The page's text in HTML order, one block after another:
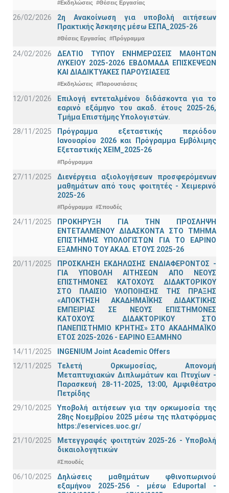
#Εκδηλώσεις #Θέσεις Εργασίας
26/02/2026
2η Ανακοίνωση για υποβολή αιτήσεων
Πρακτικής Άσκησης μέσω ΕΣΠΑ_2025-26
#Θέσεις Εργασίας #Πρόγραμμα
24/02/2026
ΔΕΛΤΙΟ ΤΥΠΟΥ ΕΝΗΜΕΡΩΣΕΙΣ ΜΑΘΗΤΩΝ
ΛΥΚΕΙΟΥ 2025-2026 ΕΒΔΟΜΑΔΑ ΕΠΙΣΚΕΨΕΩΝ
ΚΑΙ ΔΙΑΔΙΚΤΥΑΚΕΣ ΠΑΡΟΥΣΙΑΣΕΙΣ
#Εκδηλώσεις #Παρουσιάσεις
12/01/2026
Επιλογή εντεταλμένου διδάσκοντα για το
εαρινό εξάμηνο του ακαδ. έτους 2025-26,
Τμήμα Επιστήμης Υπολογιστών.
28/11/2025
Πρόγραμμα εξεταστικής περιόδου
Ιανουαρίου 2026 και Πρόγραμμα Εμβόλιμης
Εξεταστικής ΧΕΙΜ_2025-26
#Πρόγραμμα
27/11/2025
Διενέργεια αξιολογήσεων προσφερόμενων
μαθημάτων από τους φοιτητές - Χειμερινό
2025-26
#Πρόγραμμα #Σπουδές
24/11/2025
ΠΡΟΚΗΡΥΞΗ ΓΙΑ ΤΗΝ ΠΡΟΣΛΗΨΗ
ΕΝΤΕΤΑΛΜΕΝΟΥ ΔΙΔΑΣΚΟΝΤΑ ΣΤΟ ΤΜΗΜΑ
ΕΠΙΣΤΗΜΗΣ ΥΠΟΛΟΓΙΣΤΩΝ ΓΙΑ ΤΟ ΕΑΡΙΝΟ
ΕΞΑΜΗΝΟ ΤΟΥ ΑΚΑΔ. ΕΤΟΥΣ 2025-26
20/11/2025
ΠΡΟΣΚΛΗΣΗ ΕΚΔΗΛΩΣΗΣ ΕΝΔΙΑΦΕΡΟΝΤΟΣ -
ΓΙΑ ΥΠΟΒΟΛΗ ΑΙΤΗΣΕΩΝ ΑΠΟ ΝΕΟΥΣ
ΕΠΙΣΤΗΜΟΝΕΣ ΚΑΤΟΧΟΥΣ ΔΙΔΑΚΤΟΡΙΚΟΥ
ΣΤΟ ΠΛΑΙΣΙΟ ΥΛΟΠΟΙΗΣΗΣ ΤΗΣ ΠΡΑΞΗΣ
«ΑΠΟΚΤΗΣΗ ΑΚΑΔΗΜΑΪΚΗΣ ΔΙΔΑΚΤΙΚΗΣ
ΕΜΠΕΙΡΙΑΣ ΣΕ ΝΕΟΥΣ ΕΠΙΣΤΗΜΟΝΕΣ
ΚΑΤΟΧΟΥΣ ΔΙΔΑΚΤΟΡΙΚΟΥ ΣΤΟ
ΠΑΝΕΠΙΣΤΗΜΙΟ ΚΡΗΤΗΣ» ΣΤΟ ΑΚΑΔΗΜΑΪΚΟ
ΕΤΟΣ 2025-2026 - ΕΑΡΙΝΟ ΕΞΑΜΗΝΟ
14/11/2025
INGENIUM Joint Academic Offers
12/11/2025
Τελετή Ορκωμοσίας, Απονομή
Μεταπτυχιακών Διπλωμάτων και Πτυχίων -
Παρασκευή 28-11-2025, 13:00, Αμφιθέατρο
Πετρίδης
29/10/2025
Υποβολή αιτήσεων για την ορκωμοσία της
28ης Νοεμβρίου 2025 μέσω της πλατφόρμας
https://eservices.uoc.gr/
21/10/2025
Μετεγγραφές φοιτητών 2025-26 - Υποβολή
δικαιολογητικών
#Σπουδές
06/10/2025
Δηλώσεις μαθημάτων φθινοπωρινού
εξαμήνου 2025-256 - μέσω Εduportal -